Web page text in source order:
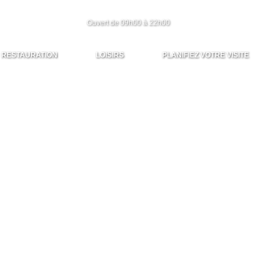
Ouvert de 09h00 à 22h00
RESTAURATION LOISIRS PLANIFIEZ VOTRE VISITE
PLANIFIEZ VOTRE VISITE